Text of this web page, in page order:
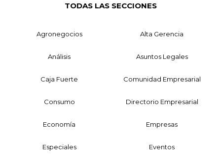
TODAS LAS SECCIONES
Agronegocios Alta Gerencia
Análisis Asuntos Legales
Caja Fuerte Comunidad Empresarial
Consumo Directorio Empresarial
Economía Empresas
Especiales Eventos